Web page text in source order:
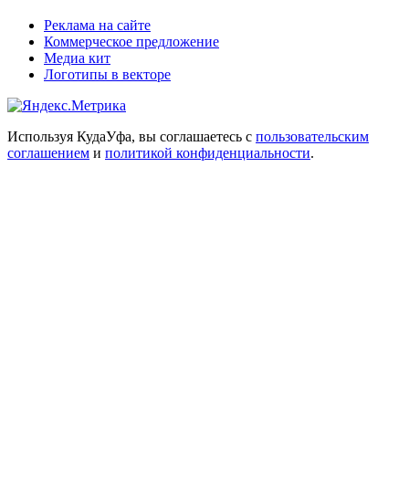
Реклама на сайте
Коммерческое предложение
Медиа кит
Логотипы в векторе
Используя КудаУфа, вы соглашаетесь с пользовательским
соглашением и политикой конфиденциальности.